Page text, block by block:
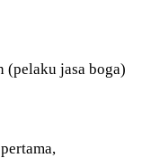
(pelaku jasa boga)